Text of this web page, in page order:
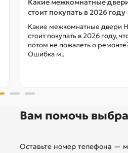
Какие межкомнатные
стоит покупать в 2026 году
Какие межкомнатные двери
стоит покупать в 2026 году,
потом не пожалеть о
Ошибка м..
Вам помочь
Оставьте номер телефона —